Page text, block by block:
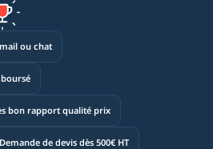
ou chat
bon rapport qualité prix
Demande de devis dès 500€ HT